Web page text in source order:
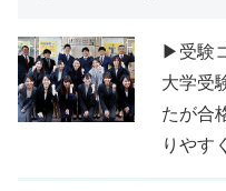
▶受験
大学受
たが合
りやす